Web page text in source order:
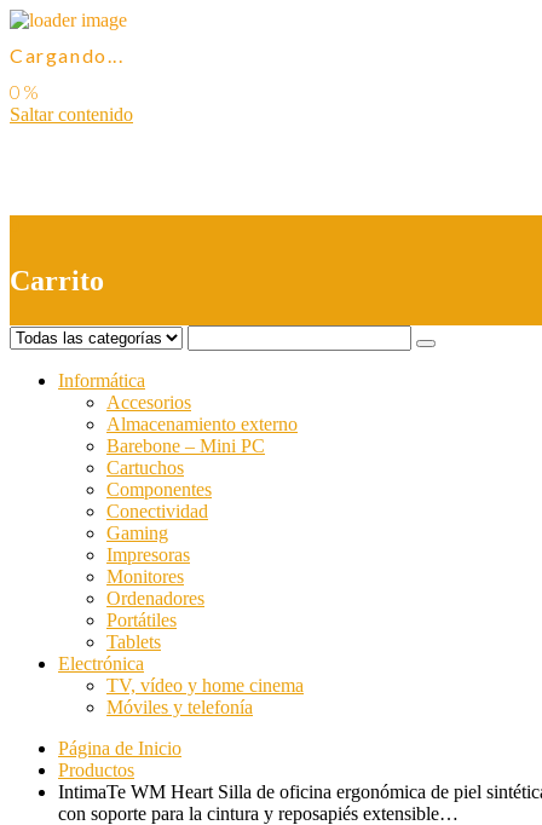
Cargando...
Saltar contenido
Carrito
Informática
Accesorios
Almacenamiento externo
Barebone – Mini PC
Cartuchos
Componentes
Conectividad
Gaming
Impresoras
Monitores
Ordenadores
Portátiles
Tablets
Electrónica
TV, vídeo y home cinema
Móviles y telefonía
Página de Inicio
Productos
IntimaTe WM Heart Silla de oficina ergonómica de piel
con soporte para la cintura y reposapiés extensible…